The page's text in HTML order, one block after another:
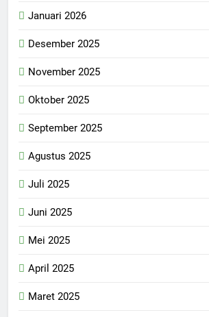
Januari 2026
Desember 2025
November 2025
Oktober 2025
September 2025
Agustus 2025
Juli 2025
Juni 2025
Mei 2025
April 2025
Maret 2025